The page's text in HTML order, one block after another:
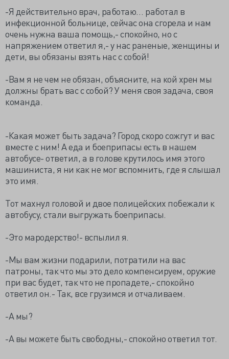
-Я действительно врач, работаю… работал в
инфекционной больнице, сейчас она сгорела и нам
очень нужна ваша помощь,- спокойно, но с
напряжением ответил я,- у нас раненые, женщины и
дети, вы обязаны взять нас с собой!
-Вам я не чем не обязан, объясните, на кой хрен мы
должны брать вас с собой? У меня своя задача, своя
команда.
-Какая может быть задача? Город скоро сожгут и вас
вместе с ним! А еда и боеприпасы есть в нашем
автобусе- ответил, а в голове крутилось имя этого
машиниста, я ни как не мог вспомнить, где я слышал
это имя.
Тот махнул головой и двое полицейских побежали к
автобусу, стали выгружать боеприпасы.
-Это мародерство!- вспылил я.
-Мы вам жизни подарили, потратили на вас
патроны, так что мы это дело компенсируем, оружие
при вас будет, так что не пропадете,- спокойно
ответил он.- Так, все грузимся и отчаливаем.
-А мы?
-А вы можете быть свободны,- спокойно ответил тот.